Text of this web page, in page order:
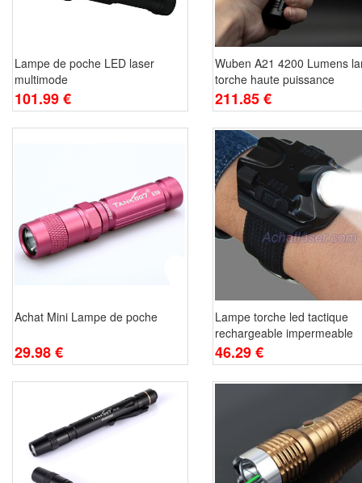
Lampe de poche LED laser
multimode
101.99 €
Wuben A21 4200 Lumens
torche haute puissance
211.85 €
Achat Mini Lampe de poche
29.98 €
Lampe torche led tactique
rechargeable impermeable
46.29 €